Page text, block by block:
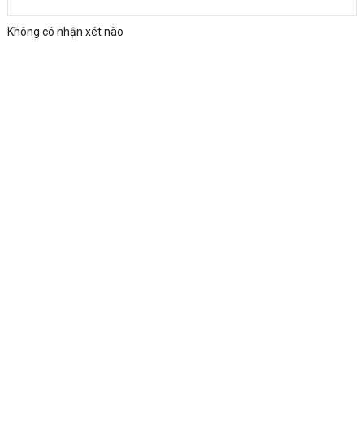
Không có nhận xét nào